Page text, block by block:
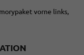
vorne links,